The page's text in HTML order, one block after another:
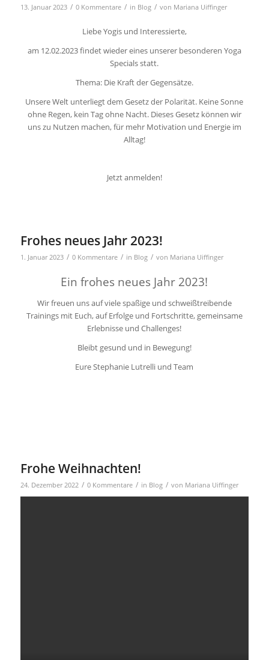
13. Januar 2023 / 0 Kommentare / in Blog / von Mariana Uiffinger
Liebe Yogis und Interessierte,
am 12.02.2023 findet wieder eines unserer besonderen Yoga
Specials statt.
Thema: Die Kraft der Gegensätze.
Unsere Welt unterliegt dem Gesetz der Polarität. Keine Sonne
ohne Regen, kein Tag ohne Nacht. Dieses Gesetz können wir
uns zu Nutzen machen, für mehr Motivation und Energie im
Alltag!
Jetzt anmelden!
Frohes neues Jahr 2023!
1. Januar 2023 / 0 Kommentare / in Blog / von Mariana Uiffinger
Ein frohes neues Jahr 2023!
Wir freuen uns auf viele spaßige und schweißtreibende
Trainings mit Euch, auf Erfolge und Fortschritte, gemeinsame
Erlebnisse und Challenges!
Bleibt gesund und in Bewegung!
Eure Stephanie Lutrelli und Team
Frohe Weihnachten!
24. Dezember 2022 / 0 Kommentare / in Blog / von Mariana Uiffinger